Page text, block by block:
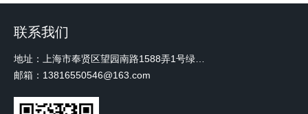
联系我们
邮箱：13816550546@163.com